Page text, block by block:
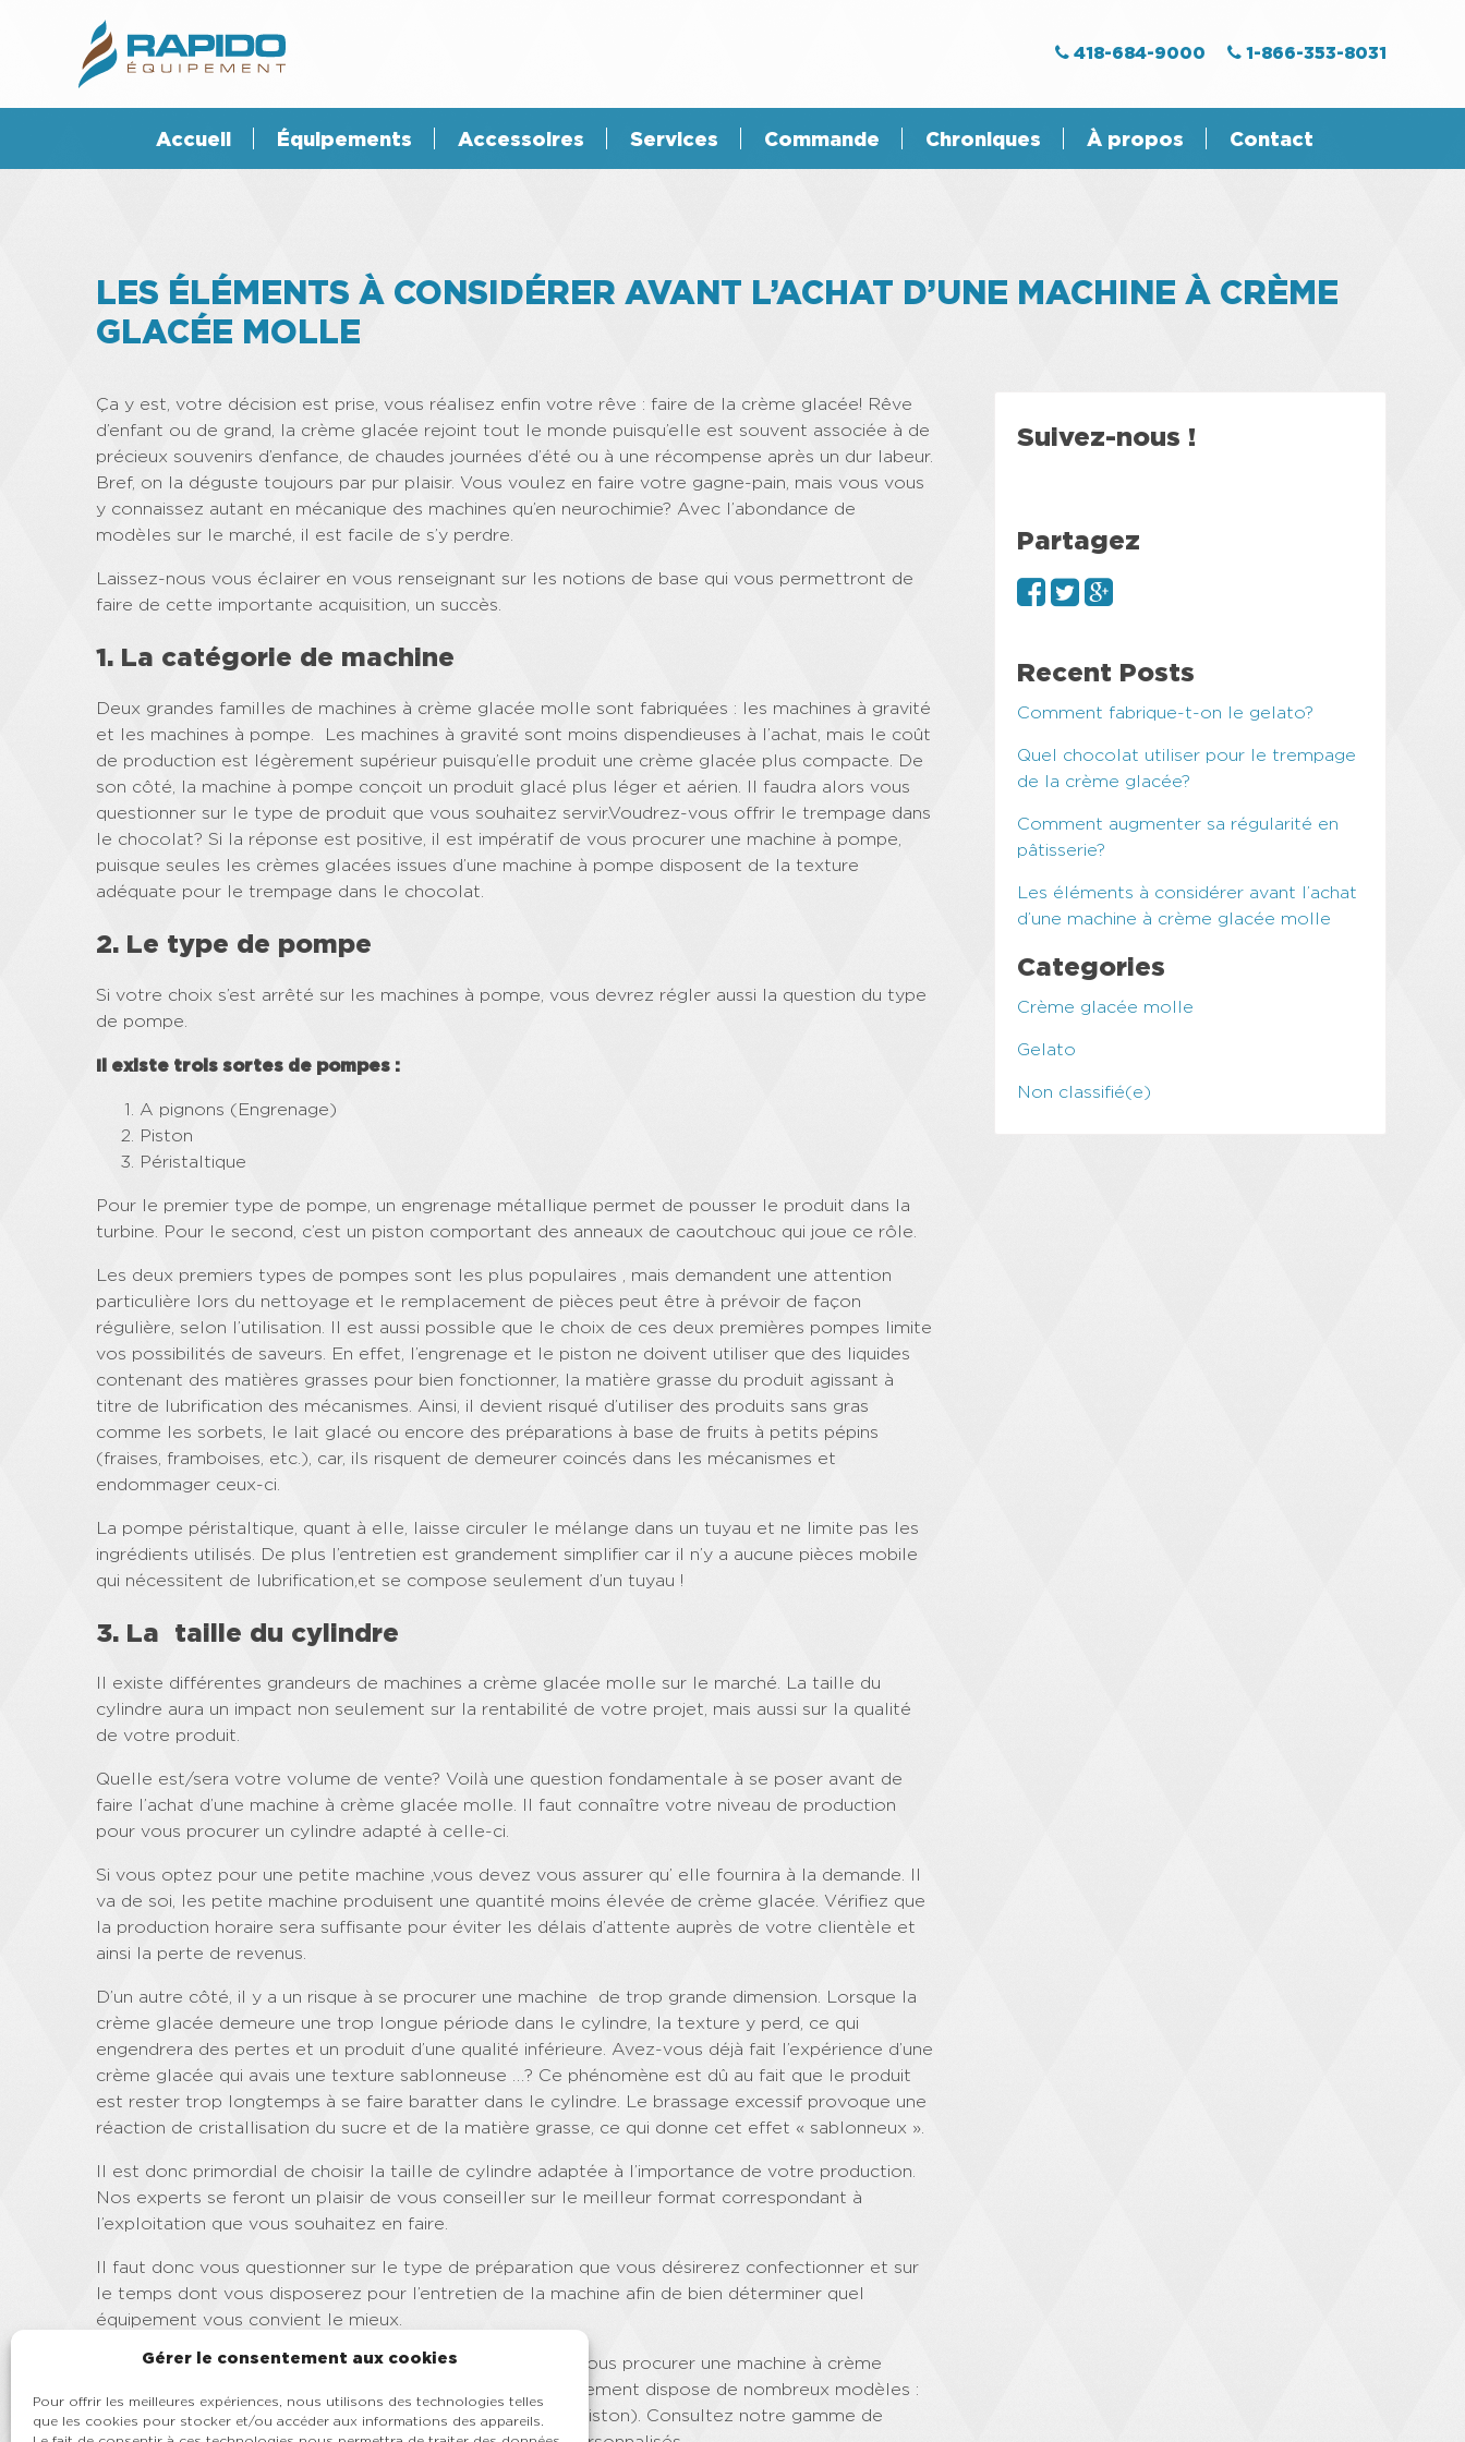
Gérer le consentement aux cookies
Pour offrir les meilleures expériences, nous utilisons des technologies telles
que les cookies pour stocker et/ou accéder aux informations des appareils.
418-684-9000 1-866-353-8031
Accueil Équipements Accessoires Services Commande Chroniques À propos Contact
LES ÉLÉMENTS À CONSIDÉRER AVANT L’ACHAT D’UNE MACHINE À CRÈME
GLACÉE MOLLE
Ça y est, votre décision est prise, vous réalisez enfin votre rêve : faire de la crème glacée! Rêve
d’enfant ou de grand, la crème glacée rejoint tout le monde puisqu’elle est souvent associée à de
précieux souvenirs d’enfance, de chaudes journées d’été ou à une récompense après un dur labeur.
Bref, on la déguste toujours par pur plaisir. Vous voulez en faire votre gagne-pain, mais vous vous
y connaissez autant en mécanique des machines qu’en neurochimie? Avec l’abondance de
modèles sur le marché, il est facile de s’y perdre.
Laissez-nous vous éclairer en vous renseignant sur les notions de base qui vous permettront de
faire de cette importante acquisition, un succès.
1. La catégorie de machine
Deux grandes familles de machines à crème glacée molle sont fabriquées : les machines à gravité
et les machines à pompe. Les machines à gravité sont moins dispendieuses à l’achat, mais le coût
de production est légèrement supérieur puisqu’elle produit une crème glacée plus compacte. De
son côté, la machine à pompe conçoit un produit glacé plus léger et aérien. Il faudra alors vous
questionner sur le type de produit que vous souhaitez servir.Voudrez-vous offrir le trempage dans
le chocolat? Si la réponse est positive, il est impératif de vous procurer une machine à pompe,
puisque seules les crèmes glacées issues d’une machine à pompe disposent de la texture
adéquate pour le trempage dans le chocolat.
2. Le type de pompe
Si votre choix s’est arrêté sur les machines à pompe, vous devrez régler aussi la question du type
de pompe.
Il existe trois sortes de pompes :
A pignons (Engrenage)
Piston
Péristaltique
Pour le premier type de pompe, un engrenage métallique permet de pousser le produit dans la
turbine. Pour le second, c’est un piston comportant des anneaux de caoutchouc qui joue ce rôle.
Les deux premiers types de pompes sont les plus populaires , mais demandent une attention
particulière lors du nettoyage et le remplacement de pièces peut être à prévoir de façon
régulière, selon l’utilisation. Il est aussi possible que le choix de ces deux premières pompes limite
vos possibilités de saveurs. En effet, l’engrenage et le piston ne doivent utiliser que des liquides
contenant des matières grasses pour bien fonctionner, la matière grasse du produit agissant à
titre de lubrification des mécanismes. Ainsi, il devient risqué d’utiliser des produits sans gras
comme les sorbets, le lait glacé ou encore des préparations à base de fruits à petits pépins
(fraises, framboises, etc.), car, ils risquent de demeurer coincés dans les mécanismes et
endommager ceux-ci.
La pompe péristaltique, quant à elle, laisse circuler le mélange dans un tuyau et ne limite pas les
ingrédients utilisés. De plus l’entretien est grandement simplifier car il n’y a aucune pièces mobile
qui nécessitent de lubrification,et se compose seulement d’un tuyau !
3. La taille du cylindre
Il existe différentes grandeurs de machines a crème glacée molle sur le marché. La taille du
cylindre aura un impact non seulement sur la rentabilité de votre projet, mais aussi sur la qualité
de votre produit.
Quelle est/sera votre volume de vente? Voilà une question fondamentale à se poser avant de
faire l’achat d’une machine à crème glacée molle. Il faut connaître votre niveau de production
pour vous procurer un cylindre adapté à celle-ci.
Si vous optez pour une petite machine ,vous devez vous assurer qu’ elle fournira à la demande. Il
va de soi, les petite machine produisent une quantité moins élevée de crème glacée. Vérifiez que
la production horaire sera suffisante pour éviter les délais d’attente auprès de votre clientèle et
ainsi la perte de revenus.
D’un autre côté, il y a un risque à se procurer une machine de trop grande dimension. Lorsque la
crème glacée demeure une trop longue période dans le cylindre, la texture y perd, ce qui
engendrera des pertes et un produit d’une qualité inférieure. Avez-vous déjà fait l’expérience d’une
crème glacée qui avais une texture sablonneuse …? Ce phénomène est dû au fait que le produit
est rester trop longtemps à se faire baratter dans le cylindre. Le brassage excessif provoque une
réaction de cristallisation du sucre et de la matière grasse, ce qui donne cet effet « sablonneux ».
Il est donc primordial de choisir la taille de cylindre adaptée à l’importance de votre production.
Nos experts se feront un plaisir de vous conseiller sur le meilleur format correspondant à
l’exploitation que vous souhaitez en faire.
Il faut donc vous questionner sur le type de préparation que vous désirerez confectionner et sur
le temps dont vous disposerez pour l’entretien de la machine afin de bien déterminer quel
équipement vous convient le mieux.
Vous connaissez maintenant les notions de base afin de vous procurer une machine à crème
glacée molle qui correspond à vos besoins. Rapido Équipement dispose de nombreux modèles :
Coldelite (péristaltique), Carpigiani (engrenage), Taylor (piston). Consultez notre gamme de
Suivez-nous !
Partagez
Recent Posts
Comment fabrique-t-on le gelato?
Quel chocolat utiliser pour le trempage
de la crème glacée?
Comment augmenter sa régularité en
pâtisserie?
Les éléments à considérer avant l’achat
d’une machine à crème glacée molle
Categories
Crème glacée molle
Gelato
Non classifié(e)